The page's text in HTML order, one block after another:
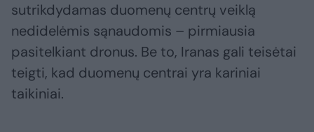
sutrikdydamas duomenų centrų veiklą
nedidelėmis sąnaudomis – pirmiausia
pasitelkiant dronus. Be to, Iranas gali teisėtai
teigti, kad duomenų centrai yra kariniai
taikiniai.